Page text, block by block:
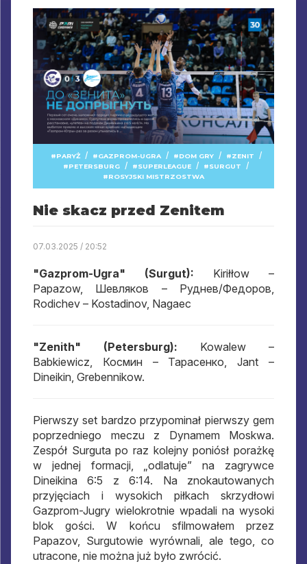
PARYŻ / GAZPROM-UGRA / DOM GRY / ZENIT /
PETERSBURG / SUPERLEAGUE / SURGUT /
ROSYJSKI MISTRZOSTWA
Nie skacz przed Zenitem
07.03.2025 / 20:52
"Gazprom-Ugra" (Surgut): Kiriłłow –
Papazow, Шевляков – Руднев/Федоров,
Rodichev – Kostadinov, Nagaec
"Zenith" (Petersburg): Kowalew –
Babkiewicz, Космин – Тарасенко, Jant –
Dineikin, Grebennikow.
Pierwszy set bardzo przypominał pierwszy gem
poprzedniego meczu z Dynamem Moskwa.
Zespół Surguta po raz kolejny poniósł porażkę
w jednej formacji, „odlatuje” na zagrywce
Dineikina 6:5 z 6:14. Na znokautowanych
przyjęciach i wysokich piłkach skrzydłowi
Gazprom-Jugry wielokrotnie wpadali na wysoki
blok gości. W końcu sfilmowałem przez
Papazov, Surgutowie wyrównali, ale tego, co
utracone, nie można już było zwrócić.